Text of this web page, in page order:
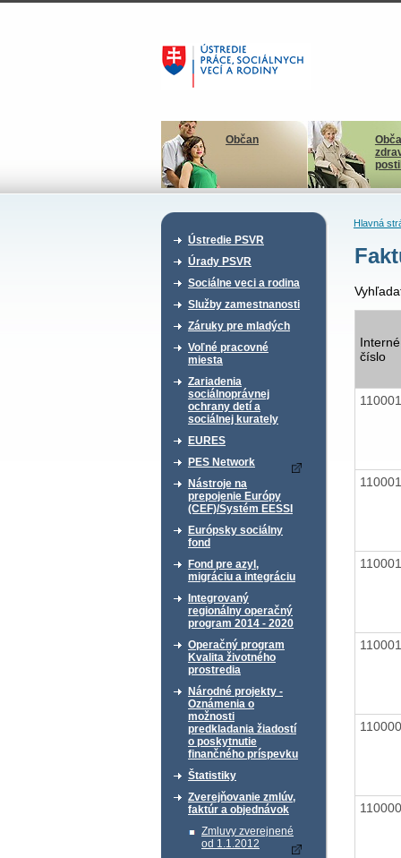
Občan
Ústredie PSVR
Úrady PSVR
Sociálne veci a rodina
Služby zamestnanosti
Záruky pre mladých
Voľné pracovné
miesta
Zariadenia
sociálnoprávnej
ochrany detí a
sociálnej kurately
EURES
PES Network
Nástroje na
prepojenie Európy
(CEF)/Systém EESSI
Európsky sociálny
fond
Fond pre azyl,
migráciu a integráciu
Integrovaný
regionálny operačný
program 2014 - 2020
Operačný program
Kvalita životného
prostredia
Národné projekty -
Oznámenia o
možnosti
predkladania žiadostí
o poskytnutie
finančného príspevku
Štatistiky
Zverejňovanie zmlúv,
faktúr a objednávok
Zmluvy zverejnené
od 1.1.2012
Hlavná
Interné
číslo